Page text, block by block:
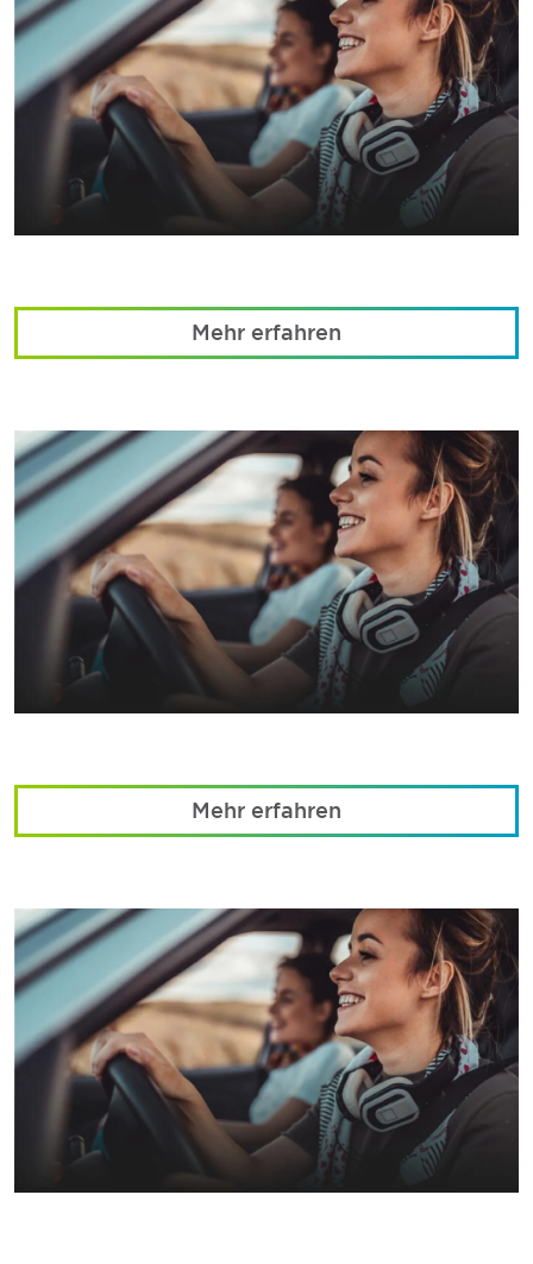
Mehr erfahren
Mehr erfahren